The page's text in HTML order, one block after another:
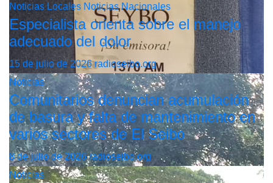
Noticias Locales Noticias Nacionales
Especialista orienta sobre el manejo
adecuado del dolor
15 de julio de 2026radioseibo.org
Noticias
Comunitarios denuncian acumulación
de basura y falta de mantenimiento en
varios sectores de El Seibo
8 de julio de 2026radioseibo.org
Noticias